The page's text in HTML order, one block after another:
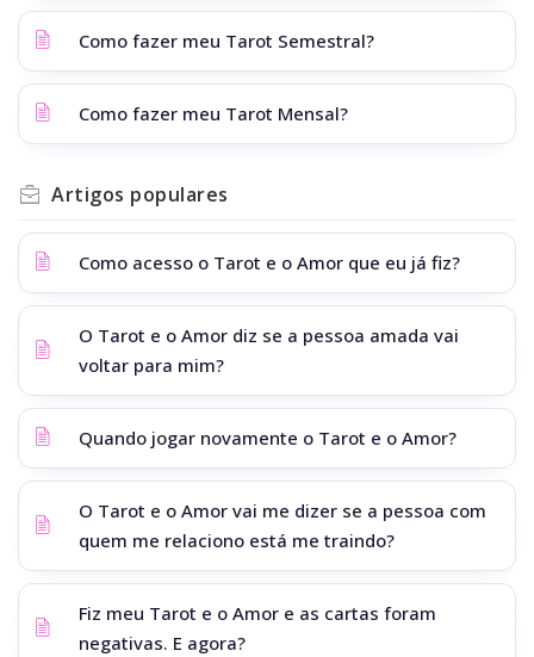
Como fazer meu Tarot Semestral?
Como fazer meu Tarot Mensal?
Artigos populares
Como acesso o Tarot e o Amor que eu já fiz?
O Tarot e o Amor diz se a pessoa amada vai
voltar para mim?
Quando jogar novamente o Tarot e o Amor?
O Tarot e o Amor vai me dizer se a pessoa com
quem me relaciono está me traindo?
Fiz meu Tarot e o Amor e as cartas foram
negativas. E agora?